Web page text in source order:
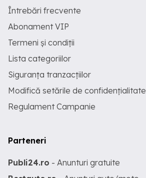
Întrebări frecvente
Abonament VIP
Termeni și condiții
Lista categoriilor
Siguranța tranzacțiilor
Modifică setările de confidențialitate
Regulament Campanie
Parteneri
Publi24.ro - Anunturi gratuite